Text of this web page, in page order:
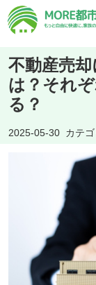
不動産売
は？それ
る？
2025-05-30 カテゴ